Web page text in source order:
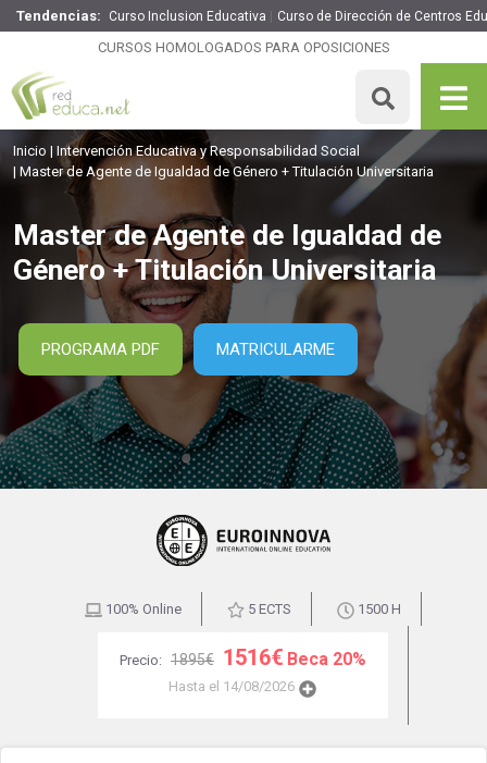
Tendencias: Curso Inclusion Educativa Curso de Dirección de Centros
CURSOS HOMOLOGADOS PARA OPOSICIONES
Master de Agente de Igualdad de Género + Titulación
Universitaria
1500 H
Inicio
Intervención Educativa y Responsabilidad Social
Master de Agente de Igualdad de Género + Titulación Universitaria
Master de Agente de Igualdad de
Género + Titulación Universitaria
PROGRAMA PDF MATRICULARME
100% Online 5 ECTS 1500 H
Precio: 1895€ 1516€ Beca 20%
Hasta el 14/08/2026